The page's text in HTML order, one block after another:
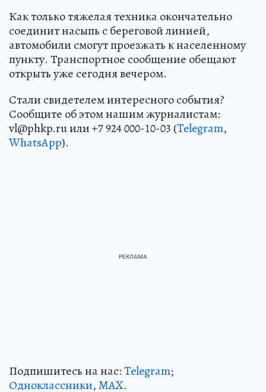
Как только тяжелая техника окончательно
соединит насыпь с береговой линией,
автомобили смогут проезжать к населенному
пункту. Транспортное сообщение обещают
открыть уже сегодня вечером.
Стали свидетелем интересного события?
Сообщите об этом нашим журналистам:
vl@phkp.ru или +7 924 000-10-03 (Telegram,
WhatsApp).
Подпишитесь на нас:Telegram;
Одноклассники,MAX.